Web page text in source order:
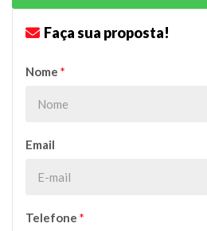
Faça sua proposta!
Nome *
Email
Telefone *